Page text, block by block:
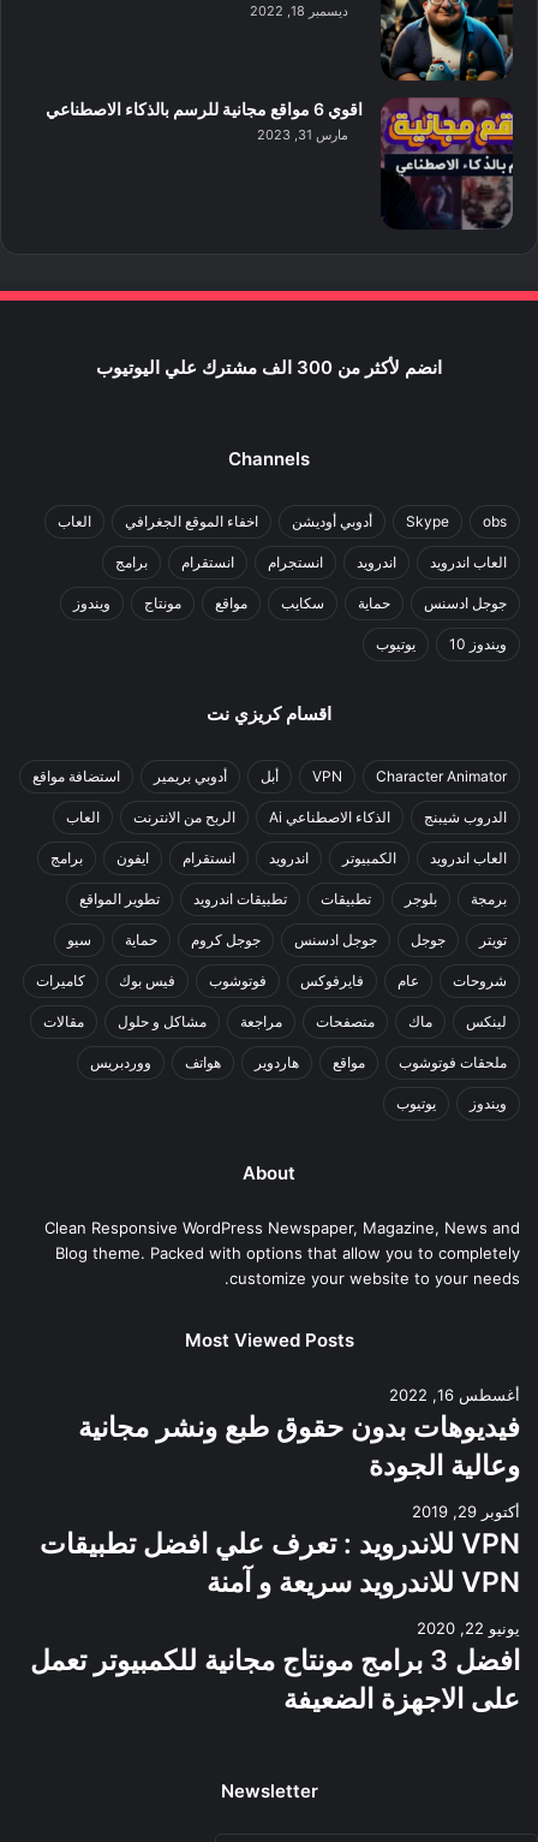
ديسمبر 18, 2022
اقوي 6 مواقع مجانية للرسم بالذكاء الاصطناعي
مارس 31, 2023
انضم لأكثر من 300 الف مشترك علي اليوتيوب
Channels
obs
Skype أدوبي أوديشن اخفاء الموقع الجغرافي العاب
العاب اندرويد اندرويد انستجرام انستقرام برامج
جوجل ادسنس حماية سكايب مواقع مونتاج ويندوز
ويندوز 10 يوتيوب
اقسام كريزي نت
Character Animator
VPN أبل أدوبي بريمير استضافة مواقع
الدروب شيبنج الذكاء الاصطناعي Ai الربح من الانترنت العاب
العاب اندرويد الكمبيوتر اندرويد انستقرام ايفون برامج
برمجة بلوجر تطبيقات تطبيقات اندرويد تطوير المواقع
تويتر جوجل جوجل ادسنس جوجل كروم حماية سيو
شروحات عام فايرفوكس فوتوشوب فيس بوك كاميرات
لينكس ماك متصفحات مراجعة مشاكل و حلول مقالات
ملحقات فوتوشوب مواقع هاردوير هواتف ووردبريس
ويندوز يوتيوب
About
Clean Responsive WordPress Newspaper, Magazine, News and
Blog theme. Packed with options that allow you to completely
customize your website to your needs.
Most Viewed Posts
أغسطس 16, 2022
فيديوهات بدون حقوق طبع ونشر مجانية
وعالية الجودة
أكتوبر 29, 2019
VPN للاندرويد : تعرف علي افضل تطبيقات
VPN للاندرويد سريعة و آمنة
يونيو 22, 2020
افضل 3 برامج مونتاج مجانية للكمبيوتر تعمل
على الاجهزة الضعيفة
Newsletter